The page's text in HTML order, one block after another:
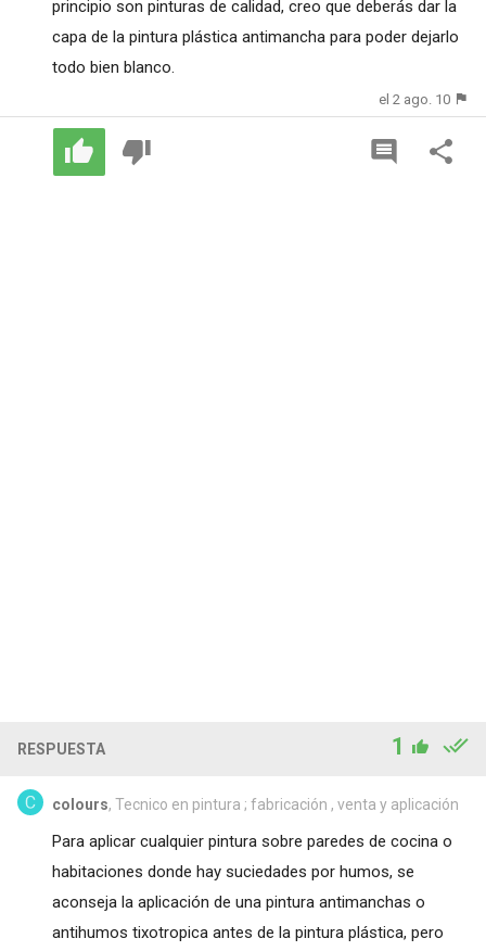
principio son pinturas de calidad, creo que deberás dar la
capa de la pintura plástica antimancha para poder dejarlo
todo bien blanco.
el 2 ago. 10
RESPUESTA 1
colours, Tecnico en pintura ; fabricación , venta y aplicación
Para aplicar cualquier pintura sobre paredes de cocina o
habitaciones donde hay suciedades por humos, se
aconseja la aplicación de una pintura antimanchas o
antihumos tixotropica antes de la pintura plástica, pero